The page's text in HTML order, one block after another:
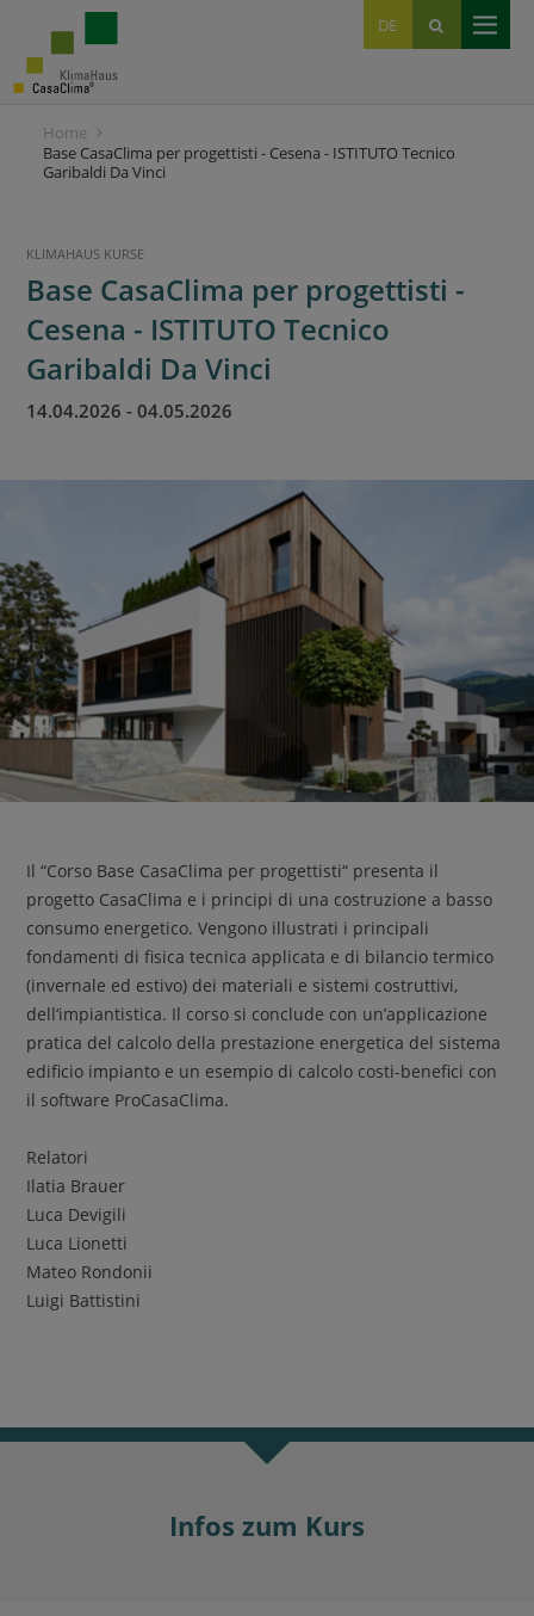
DE
IT
EN
Home
Base CasaClima per progettisti - Cesena - ISTITUTO Tecnico
Garibaldi Da Vinci
KLIMAHAUS KURSE
Base CasaClima per progettisti -
Cesena - ISTITUTO Tecnico
Garibaldi Da Vinci
14.04.2026- 04.05.2026
Il “Corso Base CasaClima per progettisti“ presenta il
progetto CasaClima e i principi di una costruzione a basso
consumo energetico. Vengono illustrati i principali
fondamenti di fisica tecnica applicata e di bilancio termico
(invernale ed estivo) dei materiali e sistemi costruttivi,
dell‘impiantistica. Il corso si conclude con un’applicazione
pratica del calcolo della prestazione energetica del sistema
edificio impianto e un esempio di calcolo costi-benefici con
il software ProCasaClima.
Relatori
Ilatia Brauer
Luca Devigili
Luca Lionetti
Mateo Rondonii
Luigi Battistini
Infos zum Kurs